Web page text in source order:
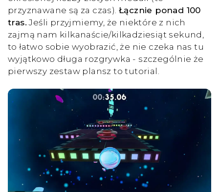
przyznawane są za czas). Łącznie ponad 100
tras.Jeśli przyjmiemy, że niektóre z nich
zajmą nam kilkanaście/kilkadziesiąt sekund,
to łatwo sobie wyobrazić, że nie czeka nas tu
wyjątkowo długa rozgrywka - szczególnie że
pierwszy zestaw plansz to tutorial.